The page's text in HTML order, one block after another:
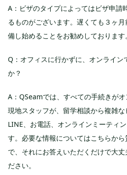
A：ビザのタイプによってはビザ申請
るものがございます。遅くても３ヶ
備し始めることをお勧めしております。
Q：オフィスに行かずに、オンライン
か？
A：QSeamでは、すべての手続きがオ
現地スタッフが、留学相談から複雑
LINE、お電話、オンラインミーティ
す。必要な情報についてはこちらか
で、それにお答えいただくだけで大
ださい。